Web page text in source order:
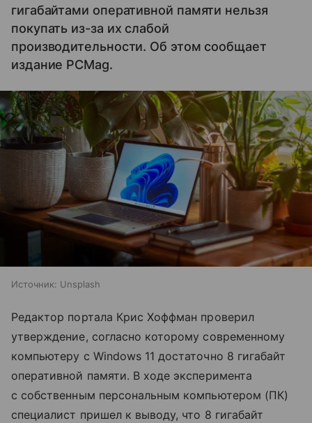
гигабайтами оперативной памяти нельзя
покупать из-за их слабой
производительности. Об этом сообщает
издание PCMag.
Источник: Unsplash
Редактор портала Крис Хоффман проверил
утверждение, согласно которому современному
компьютеру с Windows 11 достаточно 8 гигабайт
оперативной памяти. В ходе эксперимента
с собственным персональным компьютером (ПК)
специалист пришел к выводу, что 8 гигабайт